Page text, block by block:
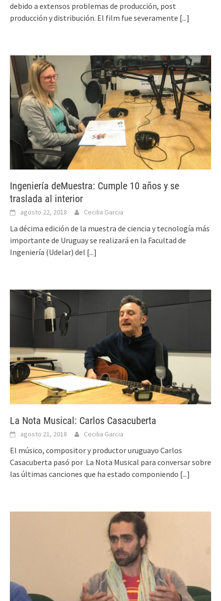
debido a extensos problemas de producción, post
producción y distribución. El film fue severamente [...]
Ingeniería deMuestra: Cumple 10 años y se
traslada al interior
agosto 22, 2018 Cecilia Garcia
La décima edición de la muestra de ciencia y tecnología más
importante de Uruguay se realizará en la Facultad de
Ingeniería (Udelar) del [...]
La Nota Musical: Carlos Casacuberta
agosto 21, 2018 Cecilia Garcia
El músico, compositor y productor uruguayo Carlos
Casacuberta pasó por La Nota Musical para conversar sobre
las últimas canciones que ha estado componiendo [...]